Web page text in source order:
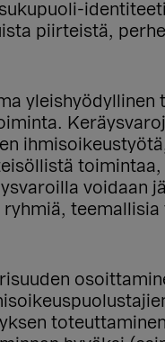
piirteistä,
yleishyödyllinen
toimintaa,
voidaan
teemallisia